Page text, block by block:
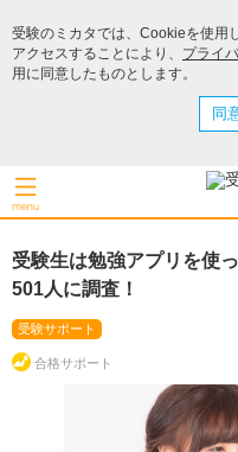
受験のミカタでは、Cookieを使用
アクセスすることにより、 プライ
用に同意したものとします。
同
受験生は勉強アプリを使
501人に調査！
受験サポート
合格サポート